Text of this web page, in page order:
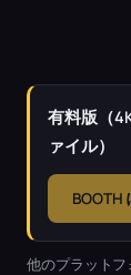
有料版（
ァイル）
BOOTH
他のプラット